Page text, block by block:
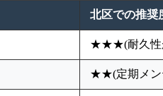
北区での推奨
★★★(耐久性
★★(定期メン